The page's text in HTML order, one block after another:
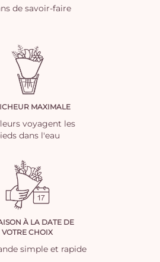
de savoir-faire
MAXIMALE
voyagent les
dans l'eau
À LA DATE DE
VOTRE CHOIX
simple et rapide